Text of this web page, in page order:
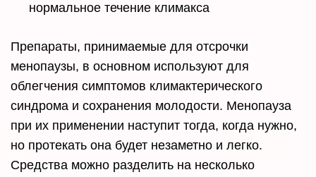
нормальное течение климакса
Препараты, принимаемые для отсрочки
менопаузы, в основном используют для
облегчения симптомов климактерического
синдрома и сохранения молодости. Менопауза
при их применении наступит тогда, когда нужно,
но протекать она будет незаметно и легко.
Средства можно разделить на несколько